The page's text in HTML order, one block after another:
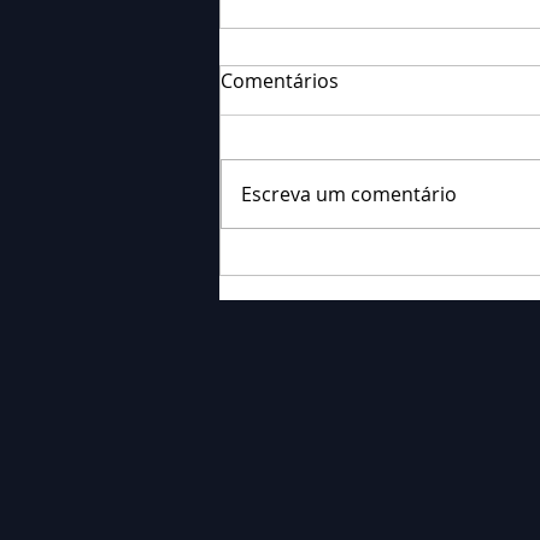
Barauce Schon
Comentários
Escreva um comentário